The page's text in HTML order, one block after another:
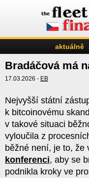
aktuálně
Bradáčová má
17.03.2026 - EB
Nejvyšší státní
k bitcoinovému
v takové situaci
vyloučila z
běžné není, je to, že
konferenci, aby se
podnikla kroky ve